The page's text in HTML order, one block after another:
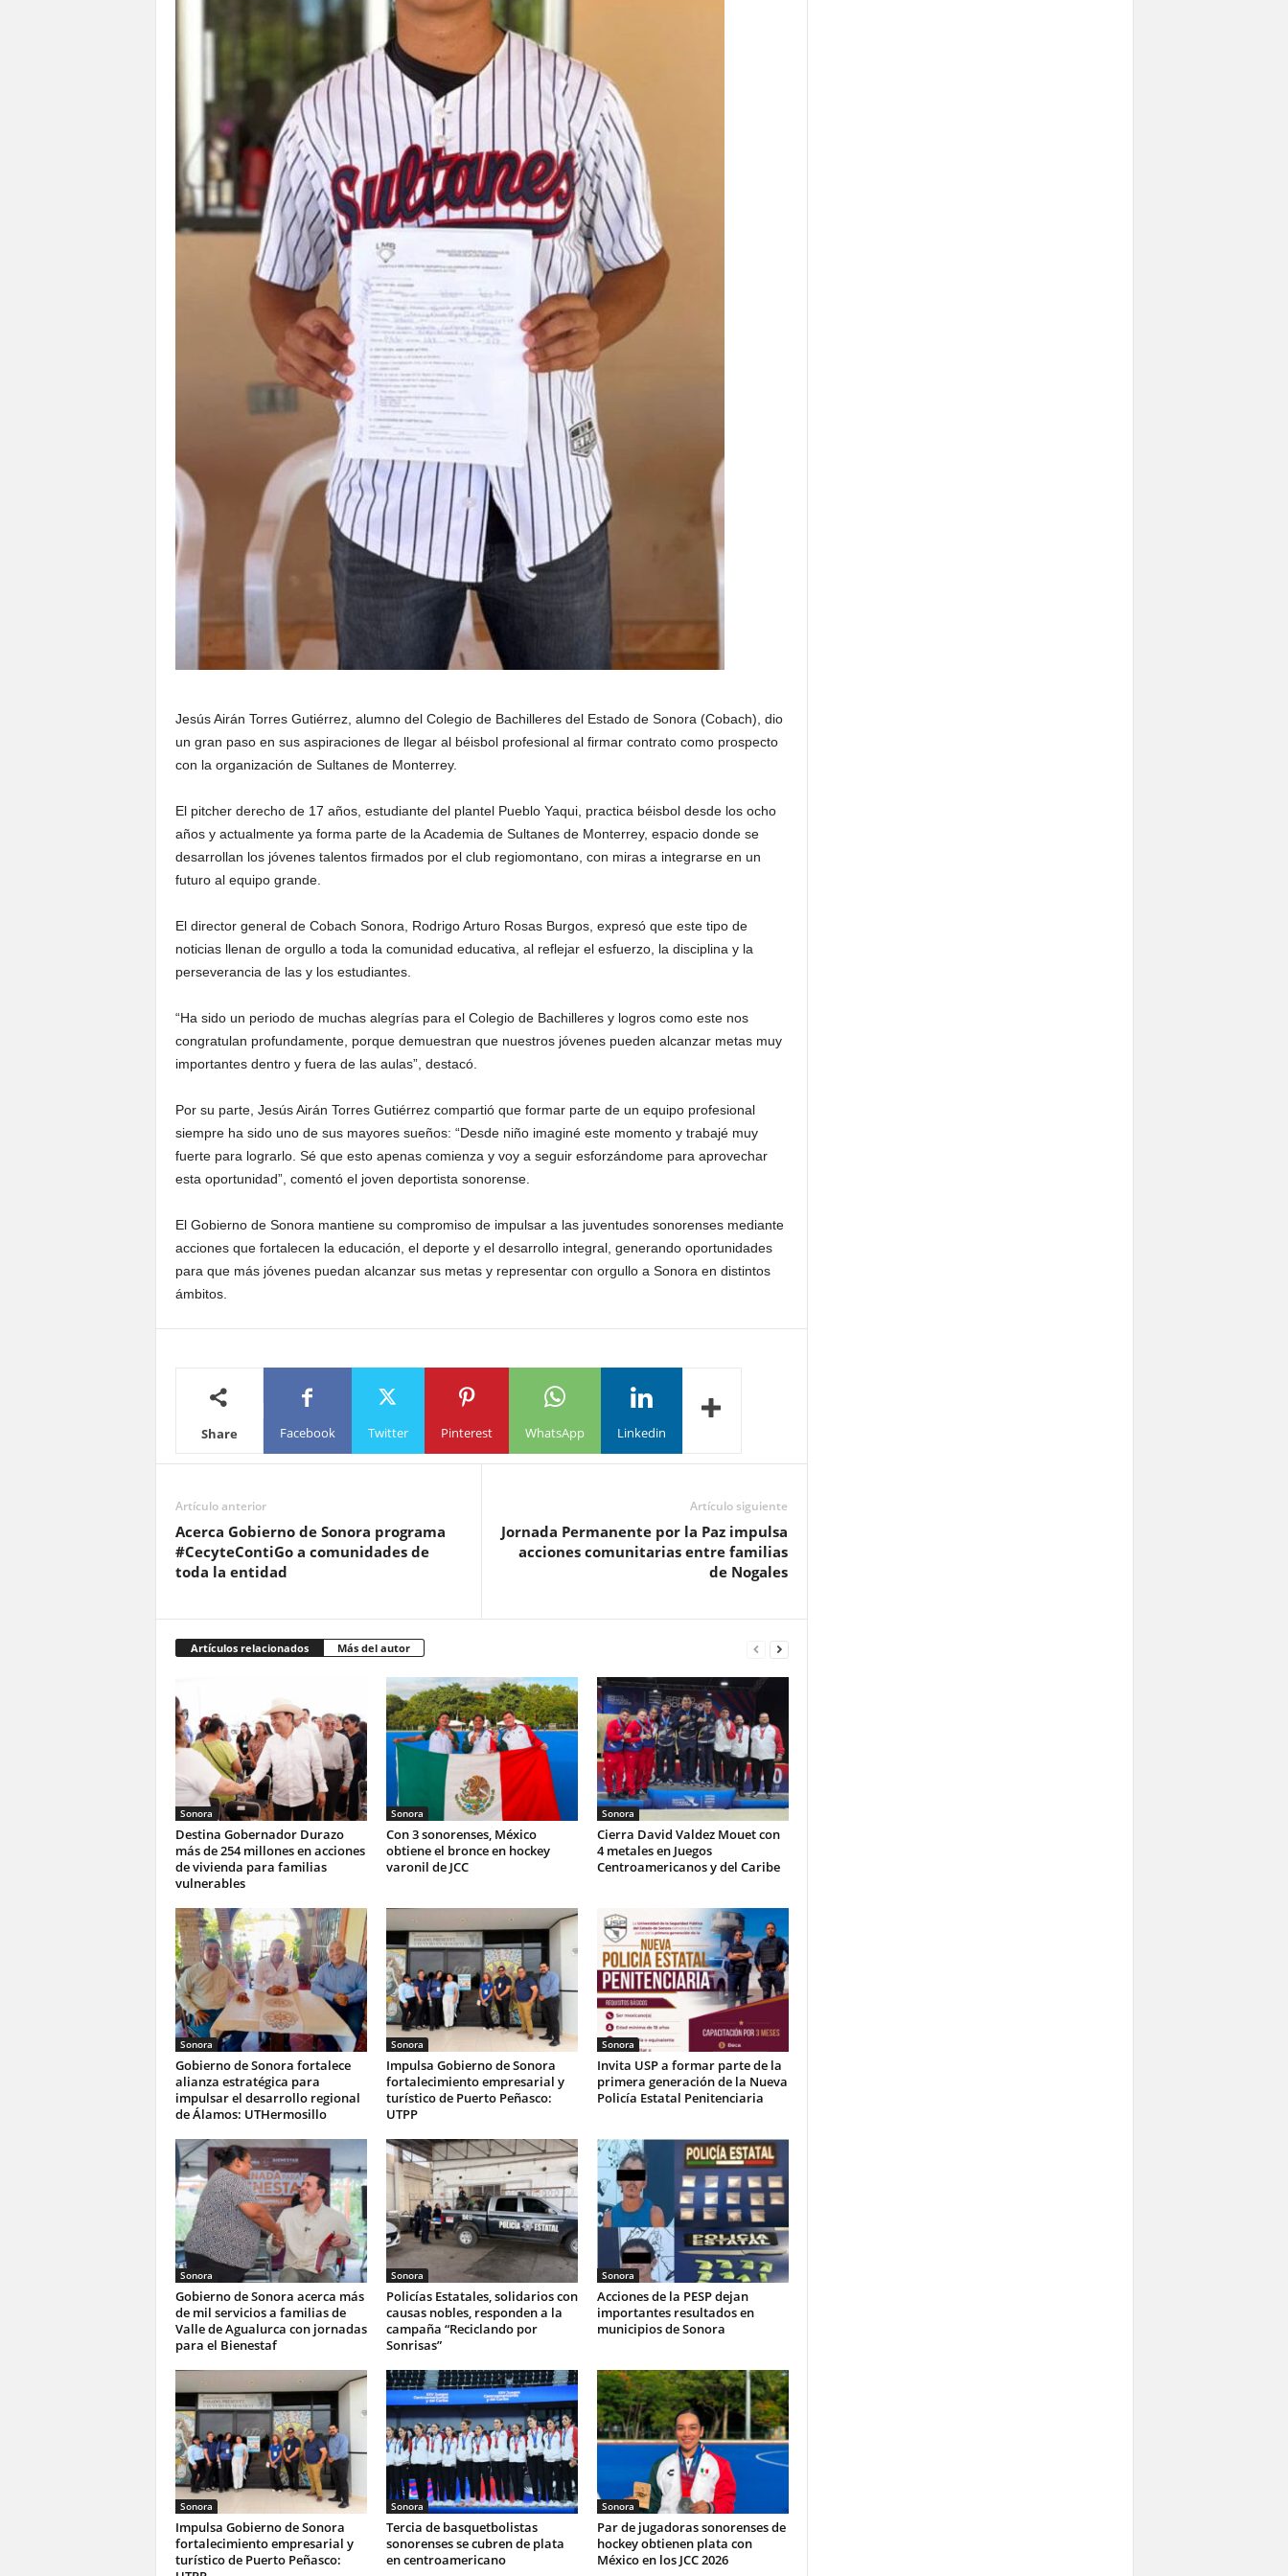
Jesús Airán Torres Gutiérrez, alumno del Colegio de Bachilleres del Estado de Sonora (Cobach), dio
un gran paso en sus aspiraciones de llegar al béisbol profesional al firmar contrato como prospecto
con la organización de Sultanes de Monterrey.
El pitcher derecho de 17 años, estudiante del plantel Pueblo Yaqui, practica béisbol desde los ocho
años y actualmente ya forma parte de la Academia de Sultanes de Monterrey, espacio donde se
desarrollan los jóvenes talentos firmados por el club regiomontano, con miras a integrarse en un
futuro al equipo grande.
El director general de Cobach Sonora, Rodrigo Arturo Rosas Burgos, expresó que este tipo de
noticias llenan de orgullo a toda la comunidad educativa, al reflejar el esfuerzo, la disciplina y la
perseverancia de las y los estudiantes.
“Ha sido un periodo de muchas alegrías para el Colegio de Bachilleres y logros como este nos
congratulan profundamente, porque demuestran que nuestros jóvenes pueden alcanzar metas muy
importantes dentro y fuera de las aulas”, destacó.
Por su parte, Jesús Airán Torres Gutiérrez compartió que formar parte de un equipo profesional
siempre ha sido uno de sus mayores sueños: “Desde niño imaginé este momento y trabajé muy
fuerte para lograrlo. Sé que esto apenas comienza y voy a seguir esforzándome para aprovechar
esta oportunidad”, comentó el joven deportista sonorense.
El Gobierno de Sonora mantiene su compromiso de impulsar a las juventudes sonorenses mediante
acciones que fortalecen la educación, el deporte y el desarrollo integral, generando oportunidades
para que más jóvenes puedan alcanzar sus metas y representar con orgullo a Sonora en distintos
ámbitos.
Share Facebook Twitter Pinterest WhatsApp Linkedin
Artículo anterior
Acerca Gobierno de Sonora programa
#CecyteContiGo a comunidades de
toda la entidad
Artículo siguiente
Jornada Permanente por la Paz impulsa
acciones comunitarias entre familias
de Nogales
Artículos relacionados Más del autor
Sonora
Destina Gobernador Durazo
más de 254 millones en acciones
de vivienda para familias
vulnerables
Sonora
Con 3 sonorenses, México
obtiene el bronce en hockey
varonil de JCC
Sonora
Cierra David Valdez Mouet con
4 metales en Juegos
Centroamericanos y del Caribe
Sonora
Gobierno de Sonora fortalece
alianza estratégica para
impulsar el desarrollo regional
de Álamos: UTHermosillo
Sonora
Impulsa Gobierno de Sonora
fortalecimiento empresarial y
turístico de Puerto Peñasco:
UTPP
Sonora
Invita USP a formar parte de la
primera generación de la Nueva
Policía Estatal Penitenciaria
Sonora
Gobierno de Sonora acerca más
de mil servicios a familias de
Valle de Agualurca con jornadas
para el Bienestaf
Sonora
Policías Estatales, solidarios con
causas nobles, responden a la
campaña “Reciclando por
Sonrisas”
Sonora
Acciones de la PESP dejan
importantes resultados en
municipios de Sonora
Sonora
Impulsa Gobierno de Sonora
fortalecimiento empresarial y
turístico de Puerto Peñasco:
Sonora
Tercia de basquetbolistas
sonorenses se cubren de plata
en centroamericano
Sonora
Par de jugadoras sonorenses de
hockey obtienen plata con
México en los JCC 2026